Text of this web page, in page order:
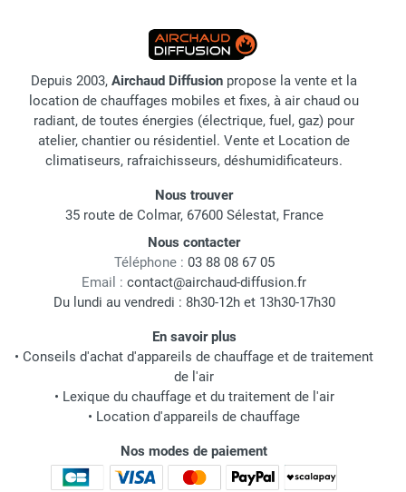
Depuis 2003, Airchaud Diffusion propose la vente et la
location de chauffages mobiles et fixes, à air chaud ou
radiant, de toutes énergies (électrique, fuel, gaz) pour
atelier, chantier ou résidentiel. Vente et Location de
climatiseurs, rafraichisseurs, déshumidificateurs.
Nous trouver
35 route de Colmar, 67600 Sélestat, France
Nous contacter
Téléphone : 03 88 08 67 05
Email : contact@airchaud-diffusion.fr
Du lundi au vendredi : 8h30-12h et 13h30-17h30
En savoir plus
• Conseils d'achat d'appareils de chauffage et de traitement
de l'air
• Lexique du chauffage et du traitement de l'air
• Location d'appareils de chauffage
Nos modes de paiement